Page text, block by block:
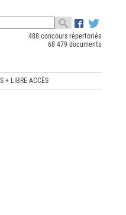
488 concours répertoriés
68 479 documents
+ LIBRE ACCÈS